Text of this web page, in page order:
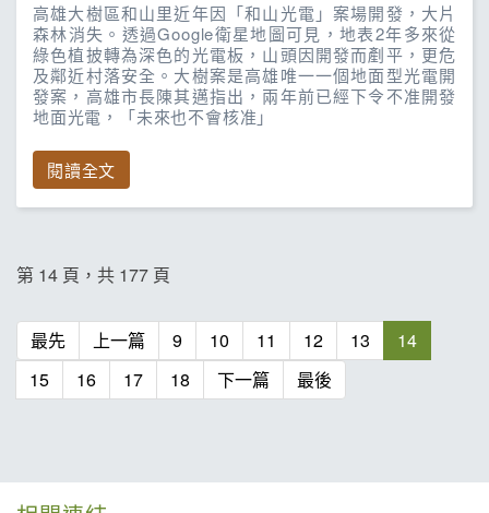
高雄大樹區和山里近年因「和山光電」案場開發，大片
森林消失。透過Google衛星地圖可見，地表2年多來從
綠色植披轉為深色的光電板，山頭因開發而剷平，更危
及鄰近村落安全。大樹案是高雄唯一一個地面型光電開
發案，高雄市長陳其邁指出，兩年前已經下令不准開發
地面光電，「未來也不會核准」
閱讀全文
第 14 頁，共 177 頁
最先 上一篇 9 10 11 12 13
14
15
16 17 18 下一篇 最後